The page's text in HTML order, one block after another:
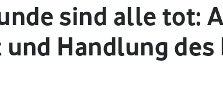
sind alle tot:
und Handlung